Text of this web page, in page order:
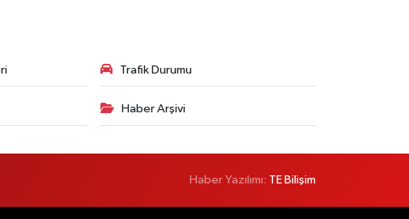
Trafik Durumu
Haber Arşivi
Haber Yazılımı: TE Bilişim